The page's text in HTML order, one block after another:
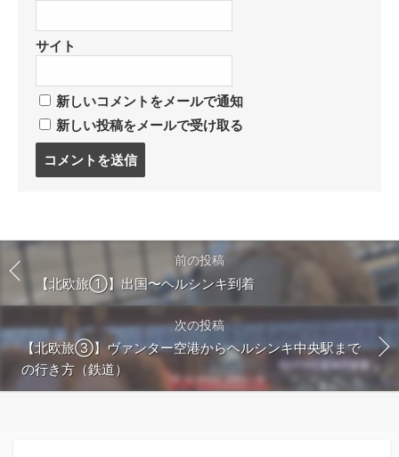
サイト
新しいコメントをメールで通知
新しい投稿をメールで受け取る
る
前の投稿
【北欧旅①】出国〜ヘルシンキ到着
次の投稿
【北欧旅③】ヴァンター空港からヘルシンキ中央駅まで
の行き方（鉄道）